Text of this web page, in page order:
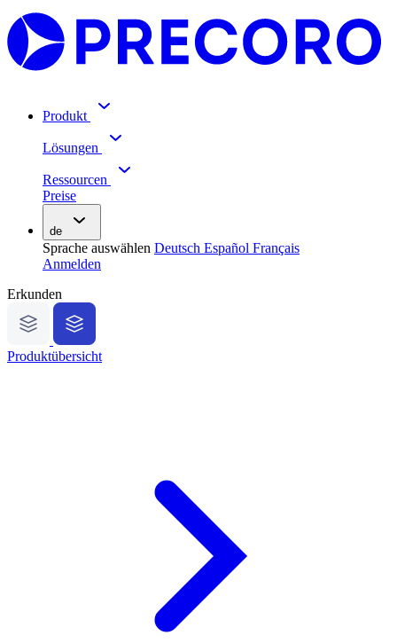
Produkt
Lösungen
Ressourcen
Preise
de
Sprache auswählen Deutsch Español Français
Anmelden
Erkunden
Produktübersicht